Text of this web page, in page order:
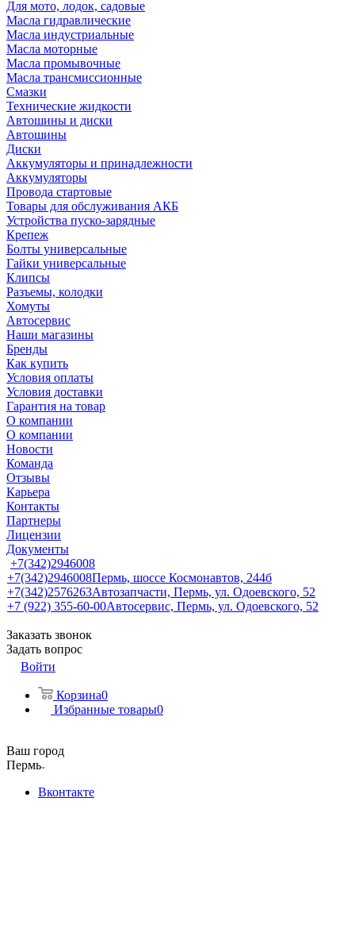
Для мото, лодок, садовые
Масла гидравлические
Масла индустриальные
Масла моторные
Масла промывочные
Масла трансмиссионные
Смазки
Технические жидкости
Автошины и диски
Автошины
Диски
Аккумуляторы и принадлежности
Аккумуляторы
Провода стартовые
Товары для обслуживания АКБ
Устройства пуско-зарядные
Крепеж
Болты универсальные
Гайки универсальные
Клипсы
Разъемы, колодки
Хомуты
Автосервис
Наши магазины
Бренды
Как купить
Условия оплаты
Условия доставки
Гарантия на товар
О компании
О компании
Новости
Команда
Отзывы
Карьера
Контакты
Партнеры
Лицензии
Документы
+7(342)2946008
+7(342)2946008Пермь, шоссе Космонавтов, 244б
+7(342)2576263Автозапчасти, Пермь, ул. Одоевского, 52
+7 (922) 355-60-00Автосервис, Пермь, ул. Одоевского, 52
Заказать звонок
Задать вопрос
Войти
Корзина0
Избранные товары0
Ваш город
Пермь
Вконтакте